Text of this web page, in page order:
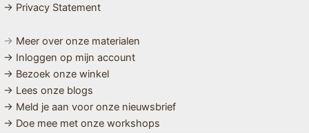
→ Privacy Statement
→ Meer over onze materialen
→ Inloggen op mijn account
→ Bezoek onze winkel
→ Lees onze blogs
→ Meld je aan voor onze nieuwsbrief
→ Doe mee met onze workshops